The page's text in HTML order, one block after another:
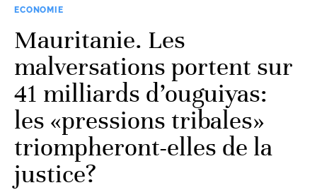
ECONOMIE
Mauritanie. Les
malversations portent sur
41 milliards d’ouguiyas:
les «pressions tribales»
triompheront-elles de la
justice?